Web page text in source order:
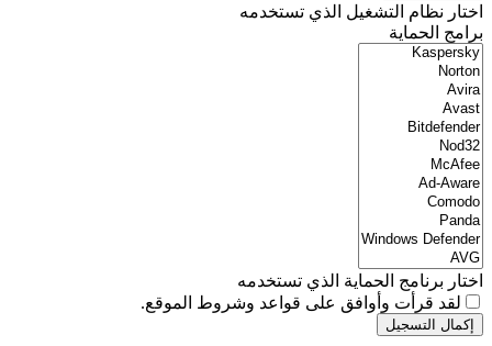
اختار نظام التشغيل الذي تستخدمه
برامج الحماية
اختار برنامج الحماية الذي تستخدمه
لقد قرأت وأوافق على قواعد وشروط الموقع.
إكمال التسجيل